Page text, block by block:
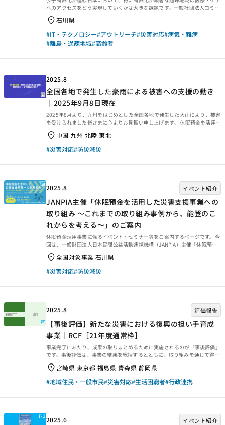
へのアクセスをどう実現していくかは大きな課題です。一般社団法人コミュ
ニティヘルス研究機構は、2024年の能登半島地震に際し、被災地支援の一
環として、医療・ケア専門職によるチーム「DC-CAT」を立ち上げ、支援活
動を実施。2023年度の休眠預金活用事業（緊急枠、資金分配団体：特定非
営利活動法人エティック）に採択され、被災によって医療・保健サービスに
アクセスできない住民の「受療機会の担保」などを目的に新たな事業を立ち
みと地域への引き継ぎを前提とした支援のあり方など...
石川県
#IT・テクノロジー#アウトリーチ#災害対応#病気・難病
#離島・過疎地域#高齢者
2025.8
全国各地で発生した豪雨による被害への支援の動き
｜2025年9月8日現在
2025年8月より、九州をはじめとした全国各地で発生した大雨により、被害
を受けられました皆さまに心よりお見舞い申し上げます。 休眠預金を活用し
ている団体で実施している寄付等の窓口、支援情報をご紹介します。 ご協力
をお願いいたします。（2025年9月8日更新） 2025年8月より、九州をはじ
めとした全国各地で発生した大雨により、被害を受けられました皆さまに心
よりお見舞い申し上げます。 休眠預金を活用している団体で実施している寄
の記事は休眠預金を活用している団体が外部に発信した情報のリンク先を紹
中国 九州 北陸 東北
#災害対応#防災減災
2025.8 イベント紹介
JANPIA主催「休眠預金を活用した災害支援事業への
取り組み ～これまでの取り組み事例から、能登のこ
れからを考える～」のご案内
休眠預金活用事業に係るイベント・セミナー等をご案内するページです。今
回は、一般財団法人日本民間公益活動連携機構（JANPIA）主催「休眠預金
を活用した災害支援事業への取り組み ～これまでの取り組み事例から、能
登のこれからを考える～」を紹介します。 休眠預金を活用した災害支援事業
への取り組み～これまでの取り組み事例から、能登のこれからを考える～ 9
月1日の「防災の日」にあわせて、JANPIAでは、休眠預金等活用制度を通じ
トークセッションを開催します。 2019年度の制度創設以来、豪雨や地震の
全国対象事業 石川県
#災害対応#防災減災
2025.8 評価報告
【事後評価】新たな災害における復興の担い手育成
事業｜RCF［21年度通常枠］
事業完了にあたり、成果の取りまとめるために実施されるのが「事後評価」
です。事後評価は、事業の結果を総括するとともに、取り組みを通じて得ら
れた学びを今後に生かせるよう、提言や知見・教訓を整理するために行われ
ます。今回は、2025年3月末に事業完了した2021年度通常枠【新たな災害
における復興の担い手育成事業｜RCF［21年度通常枠］】の事後評価報告書
をご紹介します。ぜひご覧ください。 事業概要等 事業概要などは、以下の
ンクからご覧ください。 ・資金分配団体 ・実行団体 【事業基礎情報】
宮崎県 東京都 福島県 青森県 静岡県
#地域住民・一般市民#災害対応#生活困窮者#行政連携
2025.6 イベント紹介